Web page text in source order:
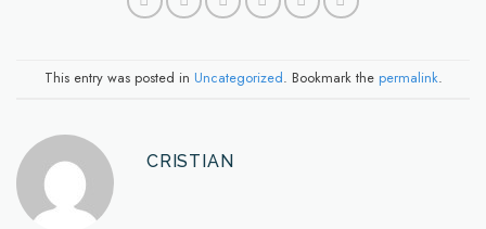
This entry was posted in Uncategorized. Bookmark the permalink.
CRISTIAN